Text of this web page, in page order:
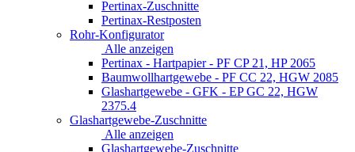
Pertinax-Zuschnitte
Pertinax-Restposten
Rohr-Konfigurator
Alle anzeigen
Pertinax - Hartpapier - PF CP 21, HP 2065
Baumwollhartgewebe - PF CC 22, HGW 2085
Glashartgewebe - GFK - EP GC 22, HGW
2375.4
Glashartgewebe-Zuschnitte
Alle anzeigen
Glashartgewebe-Zuschnitte